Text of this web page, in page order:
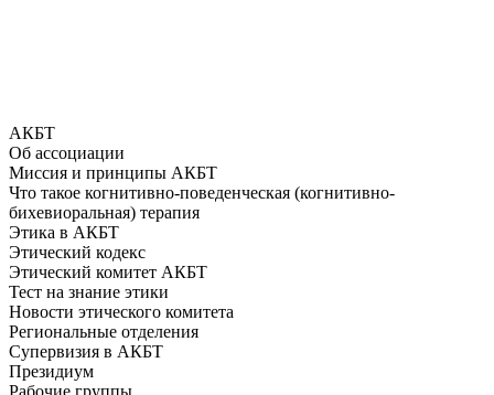
АКБТ
Об ассоциации
Миссия и принципы АКБТ
Что такое когнитивно-поведенческая (когнитивно-
бихевиоральная) терапия
Этика в АКБТ
Этический кодекс
Этический комитет АКБТ
Тест на знание этики
Новости этического комитета
Региональные отделения
Супервизия в АКБТ
Президиум
Рабочие группы